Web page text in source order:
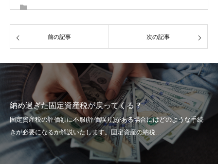
前の記事 次の記事
め過ぎた固定資産税が戻ってくる？